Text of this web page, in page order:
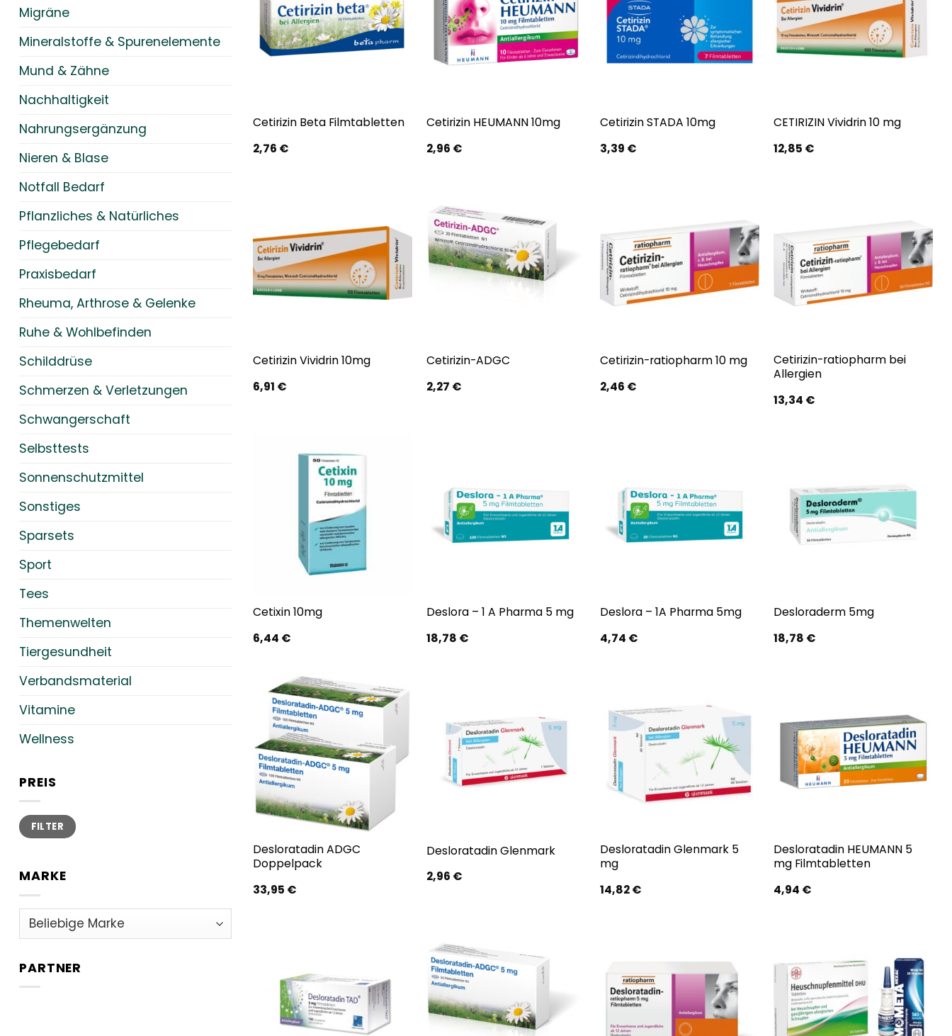
Migräne
Mineralstoffe & Spurenelemente
Mund & Zähne
Nachhaltigkeit
Nahrungsergänzung
Nieren & Blase
Notfall Bedarf
Pflanzliches & Natürliches
Pflegebedarf
Praxisbedarf
Rheuma, Arthrose & Gelenke
Ruhe & Wohlbefinden
Schilddrüse
Schmerzen & Verletzungen
Schwangerschaft
Selbsttests
Sonnenschutzmittel
Sonstiges
Sparsets
Sport
Tees
Themenwelten
Tiergesundheit
Verbandsmaterial
Vitamine
Wellness
PREIS
Min.
Preis
Max.
PreisFILTER
MARKE
PARTNER
Cetirizin Beta Filmtabletten
2,76 €
Cetirizin HEUMANN 10mg
2,96 €
Cetirizin STADA 10mg
3,39 €
CETIRIZIN Vividrin 10 mg
12,85 €
Cetirizin Vividrin 10mg
6,91 €
Cetirizin-ADGC
2,27 €
Cetirizin-ratiopharm 10 mg
2,46 €
Cetirizin-ratiopharm bei
Allergien
13,34 €
Cetixin 10mg
6,44 €
Deslora – 1 A Pharma 5 mg
18,78 €
Deslora – 1A Pharma 5mg
4,74 €
Desloraderm 5mg
18,78 €
Desloratadin ADGC
Doppelpack
33,95 €
Desloratadin Glenmark
2,96 €
Desloratadin Glenmark 5
mg
14,82€
Desloratadin HEUMANN 5
mg Filmtabletten
4,94 €